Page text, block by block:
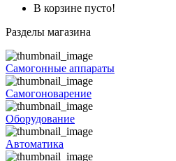
В корзине пусто!
Разделы магазина
Самогонные аппараты
Самогоноварение
Оборудование
Автоматика